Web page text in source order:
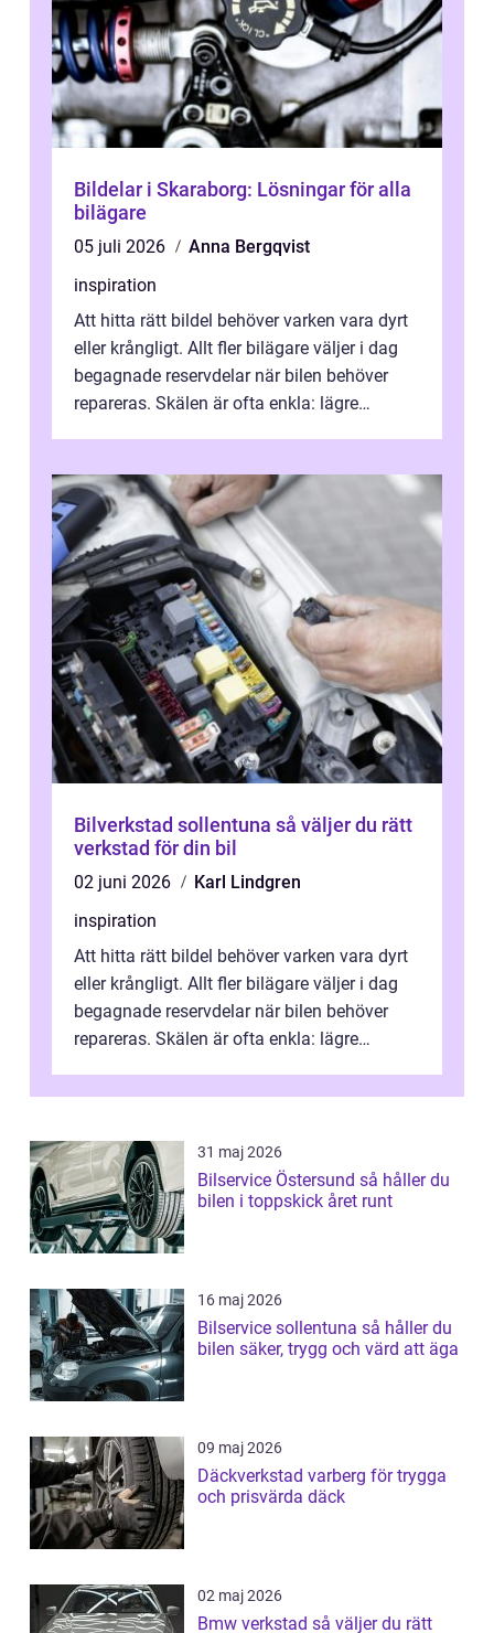
Bildelar i Skaraborg: Lösningar för alla
bilägare
05 juli 2026
Anna Bergqvist
inspiration
Att hitta rätt bildel behöver varken vara dyrt
eller krångligt. Allt fler bilägare väljer i dag
begagnade reservdelar när bilen behöver
repareras. Skälen är ofta enkla: lägre
Bilverkstad sollentuna så väljer du rätt
verkstad för din bil
02 juni 2026
Karl Lindgren
inspiration
Att hitta rätt bildel behöver varken vara dyrt
eller krångligt. Allt fler bilägare väljer i dag
begagnade reservdelar när bilen behöver
repareras. Skälen är ofta enkla: lägre
31 maj 2026
Bilservice Östersund så håller du
bilen i toppskick året runt
16 maj 2026
Bilservice sollentuna så håller du
bilen säker, trygg och värd att äga
09 maj 2026
Däckverkstad varberg för trygga
och prisvärda däck
02 maj 2026
Bmw verkstad så väljer du rätt